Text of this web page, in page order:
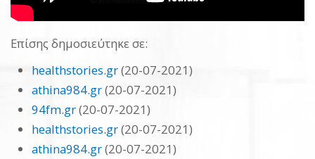
Επίσης δημοσιεύτηκε σε:
healthstories.gr(20-07-2021)
athina984.gr(20-07-2021)
94fm.gr(20-07-2021)
healthstories.gr(20-07-2021)
athina984.gr(20-07-2021)